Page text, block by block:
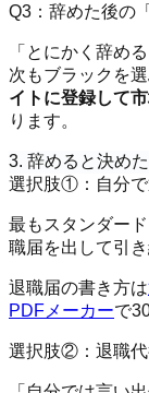
Q3：辞めた後の
「とにかく辞め
次もブラックを
イトに登録して
ります。
3. 辞めると決め
選択肢①：自分で
最もスタンダー
職届を出して引
退職届の書き方は
PDFメーカーで
選択肢②：退職代